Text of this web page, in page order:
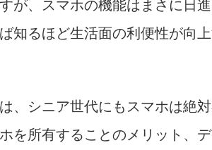
が、スマホの機能はまさに日進
知るほど生活面の利便性が向
、シニア世代にもスマホは絶
を所有することのメリット、